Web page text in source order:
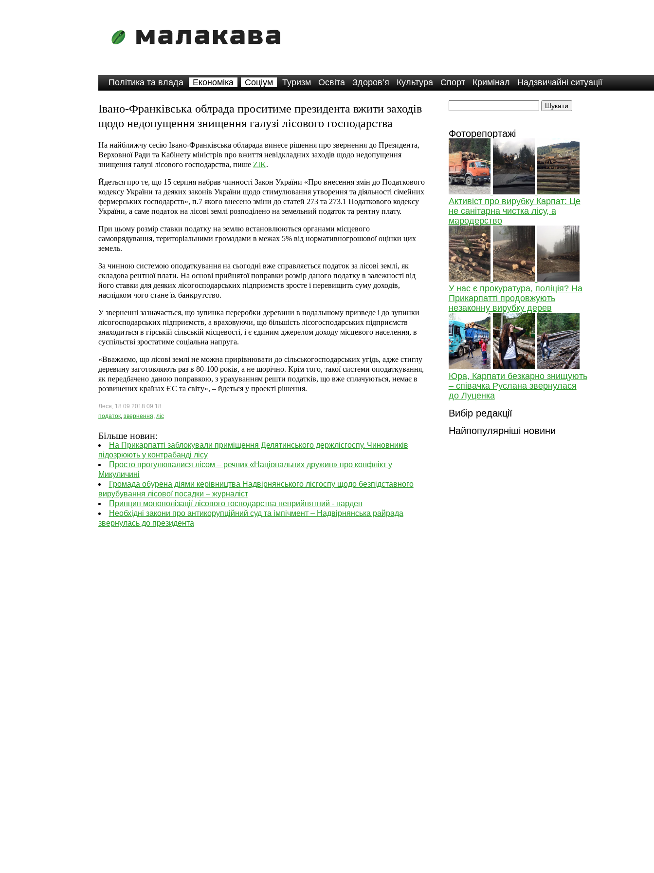
Політика та влада Економіка Соціум Туризм Освіта Здоров’я Культура Спорт Кримінал Надзвичайні ситуації
Івано-Франківська облрада проситиме президента вжити заходів
щодо недопущення знищення галузі лісового господарства
На найближчу сесію Івано-Франківська обларада винесе рішення про звернення до Президента,
Верховної Ради та Кабінету міністрів про вжиття невідкладних заходів щодо недопущення
знищення галузі лісового господарства, пише ZIK.
Йдеться про те, що 15 серпня набрав чинності Закон України «Про внесення змін до Податкового
кодексу України та деяких законів України щодо стимулювання утворення та діяльності сімейних
фермерських господарств», п.7 якого внесено зміни до статей 273 та 273.1 Податкового кодексу
України, а саме податок на лісові землі розподілено на земельний податок та рентну плату.
При цьому розмір ставки податку на землю встановлюються органами місцевого
самоврядування, територіальними громадами в межах 5% від нормативногрошової оцінки цих
земель.
За чинною системою оподаткування на сьогодні вже справляється податок за лісові землі, як
складова рентної плати. На основі прийнятої поправки розмір даного податку в залежності від
його ставки для деяких лісогосподарських підприємств зросте і перевищить суму доходів,
наслідком чого стане їх банкрутство.
У зверненні зазначається, що зупинка переробки деревини в подальшому призведе і до зупинки
лісогосподарських підприємств, а враховуючи, що більшість лісогосподарських підприємств
знаходиться в гірській сільській місцевості, і є єдиним джерелом доходу місцевого населення, в
суспільстві зростатиме соціальна напруга.
«Вважаємо, що лісові землі не можна прирівнювати до сільськогосподарських угідь, адже стиглу
деревину заготовляють раз в 80-100 років, а не щорічно. Крім того, такої системи оподаткування,
як передбачено даною поправкою, з урахуванням решти податків, що вже сплачуються, немає в
розвинених країнах ЄС та світу», – йдеться у проекті рішення.
Леся, 18.09.2018 09:18
податок, звернення, ліс
Більше новин:
На Прикарпатті заблокували приміщення Делятинського держлісгоспу. Чиновників
підозрюють у контрабанді лісу
Просто прогулювалися лісом – речник «Національних дружин» про конфлікт у
Микуличині
Громада обурена діями керівництва Надвірнянського лісгоспу щодо безпідставного
вирубування лісової посадки – журналіст
Принцип монополізації лісового господарства неприйнятний - нардеп
Необхідні закони про антикорупційний суд та імпічмент – Надвірнянська райрада
звернулась до президента
Фоторепортажі
Активіст про вирубку Карпат: Це
не санітарна чистка лісу, а
мародерство
У нас є прокуратура, поліція? На
Прикарпатті продовжують
незаконну вирубку дерев
Юра, Карпати безкарно знищують
– співачка Руслана звернулася
до Луценка
Вибір редакції
Найпопулярніші новини